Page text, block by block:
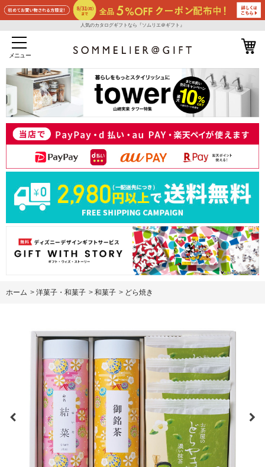
人気のカタログギフトなら『ソムリエ＠ギフト』
メニュー
ホーム > 洋菓子・和菓子 > 和菓子 > どら焼き